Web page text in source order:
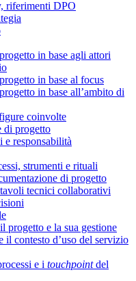
riferimenti DPO
in base agli attori
in base al focus
in base all’ambito di
coinvolte
di progetto
responsabilità
strumenti e rituali
di progetto
tecnici collaborativi
progetto e la sua gestione
il contesto d’uso del servizio
e i touchpointdel